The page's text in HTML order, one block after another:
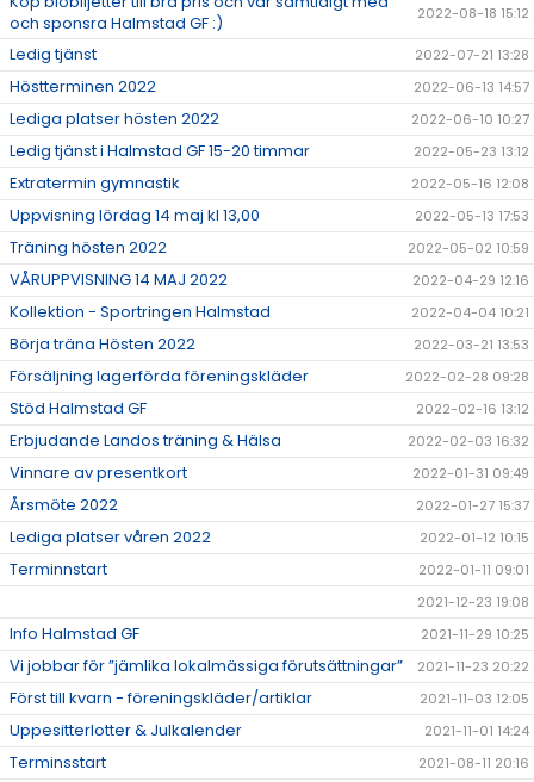
och sponsra Halmstad GF :)
2022-08-18 15:12
Ledig tjänst 2022-07-21 13:28
Höstterminen 2022 2022-06-13 14:57
Lediga platser hösten 2022 2022-06-10 10:27
Ledig tjänst i Halmstad GF 15-20 timmar 2022-05-23 13:12
Extratermin gymnastik 2022-05-16 12:08
Uppvisning lördag 14 maj kl 13,00 2022-05-13 17:53
Träning hösten 2022 2022-05-02 10:59
VÅRUPPVISNING 14 MAJ 2022 2022-04-29 12:16
Kollektion - Sportringen Halmstad 2022-04-04 10:21
Börja träna Hösten 2022 2022-03-21 13:53
Försäljning lagerförda föreningskläder 2022-02-28 09:28
Stöd Halmstad GF 2022-02-16 13:12
Erbjudande Landos träning & Hälsa 2022-02-03 16:32
Vinnare av presentkort 2022-01-31 09:49
Årsmöte 2022 2022-01-27 15:37
Lediga platser våren 2022 2022-01-12 10:15
Terminnstart
2022-01-11 09:01
2021-12-23 19:08
Info Halmstad GF 2021-11-29 10:25
Vi jobbar för ”jämlika lokalmässiga förutsättningar” 2021-11-23 20:22
Först till kvarn - föreningskläder/artiklar 2021-11-03 12:05
Uppesitterlotter & Julkalender 2021-11-01 14:24
Terminsstart 2021-08-11 20:16